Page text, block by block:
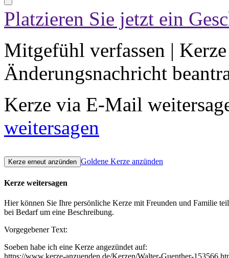
Platzieren Sie jetzt ein
Mitgefühl verfassen |
Änderungsnachricht
Kerze via E-Mail
weitersagen
Goldene Kerze anzünden
Kerze weitersagen
Hier können Sie Ihre persönliche Kerze mit Freunden und Familie
bei Bedarf um eine Beschreibung.
Vorgegebener Text:
Soeben habe ich eine Kerze angezündet auf:
https://www.kerze-anzuenden.de/Kerzen/Walter-Guenther-